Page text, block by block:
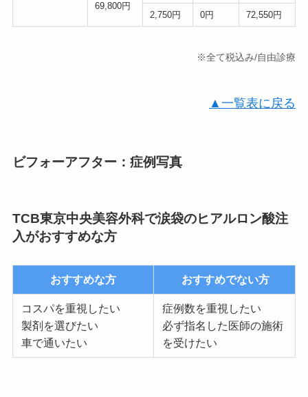
69,800円
2,750円 0円 72,550円
※全て税込み/自由診療
▲一覧表に戻る
ビフォーアフター：症例写真
TCB東京中央美容外科で涙袋のヒアルロン酸注
入がおすすめな方
おすすめな方 おすすめでない方
コスパを重視したい
製剤を選びたい
車で通いたい
症例数を重視したい
必ず指名した医師の施術
を受けたい